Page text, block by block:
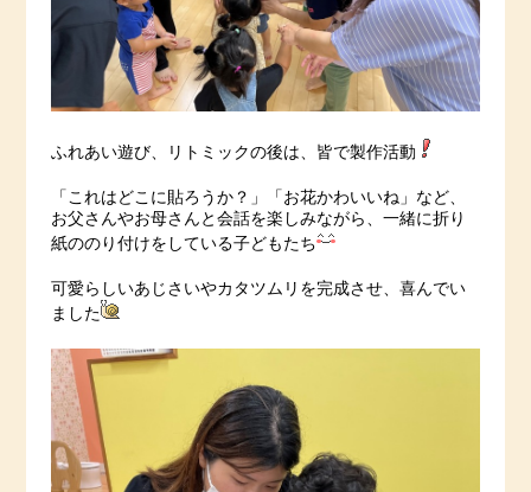
ふれあい遊び、リトミックの後は、皆で製作活動
「これはどこに貼ろうか？」「お花かわいいね」など、
お父さんやお母さんと会話を楽しみながら、一緒に折り
紙ののり付けをしている子どもたち
可愛らしいあじさいやカタツムリを完成させ、喜んでい
ました